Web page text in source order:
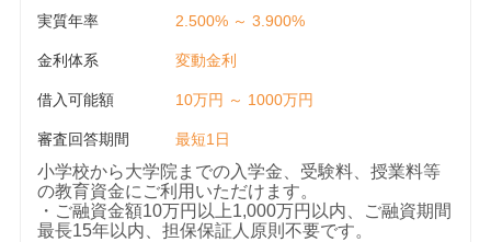
実質年率 2.500% ～ 3.900%
金利体系 変動金利
借入可能額 10万円 ～ 1000万円
審査回答期間 最短1日
小学校から大学院までの入学金、受験料、授業料等
の教育資金にご利用いただけます。
・ご融資金額10万円以上1,000万円以内、ご融資期間
最長15年以内、担保保証人原則不要です。